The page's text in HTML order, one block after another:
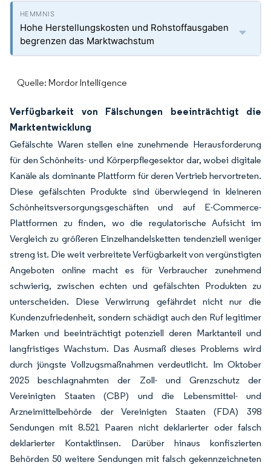
Hohe Herstellungskosten und Rohstoffausgaben
begrenzen das Marktwachstum
Quelle: Mordor Intelligence
Verfügbarkeit von Fälschungen beeinträchtigt die
Marktentwicklung
Gefälschte Waren stellen eine zunehmende Herausforderung
für den Schönheits- und Körperpflegesektor dar, wobei digitale
Kanäle als dominante Plattform für deren Vertrieb hervortreten.
Diese gefälschten Produkte sind überwiegend in kleineren
Schönheitsversorgungsgeschäften und auf E-Commerce-
Plattformen zu finden, wo die regulatorische Aufsicht im
Vergleich zu größeren Einzelhandelsketten tendenziell weniger
streng ist. Die weit verbreitete Verfügbarkeit von vergünstigten
Angeboten online macht es für Verbraucher zunehmend
schwierig, zwischen echten und gefälschten Produkten zu
unterscheiden. Diese Verwirrung gefährdet nicht nur die
Kundenzufriedenheit, sondern schädigt auch den Ruf legitimer
Marken und beeinträchtigt potenziell deren Marktanteil und
langfristiges Wachstum. Das Ausmaß dieses Problems wird
durch jüngste Vollzugsmaßnahmen verdeutlicht. Im Oktober
2025 beschlagnahmten der Zoll- und Grenzschutz der
Vereinigten Staaten (CBP) und die Lebensmittel- und
Arzneimittelbehörde der Vereinigten Staaten (FDA) 398
Sendungen mit 8.521 Paaren nicht deklarierter oder falsch
deklarierter Kontaktlinsen. Darüber hinaus konfiszierten
Behörden 50 weitere Sendungen mit falsch gekennzeichneten